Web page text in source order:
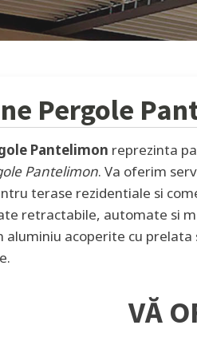
Pergole
Pantelimon reprezinta
Pantelimon. Va oferim
terase rezidentiale si
retractabile, automate si
acoperite cu
VĂ